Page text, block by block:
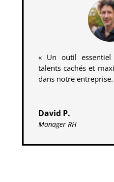
« Un outil
talents cachés et
dans notre entreprise.
David P.
Manager RH